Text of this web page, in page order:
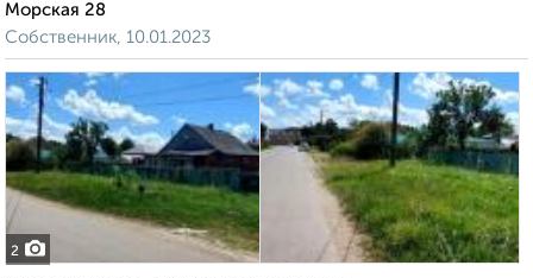
Морская 28
Собственник, 10.01.2023
2